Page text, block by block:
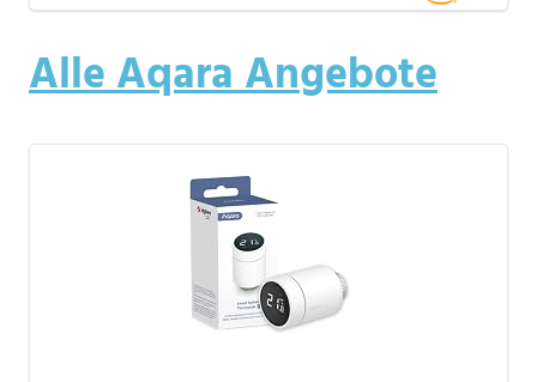
Alle Aqara Angebote